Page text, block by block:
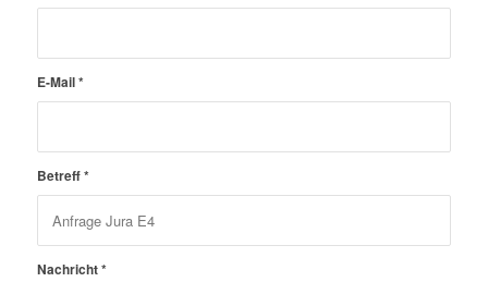
E-Mail*
Betreff*
Nachricht*